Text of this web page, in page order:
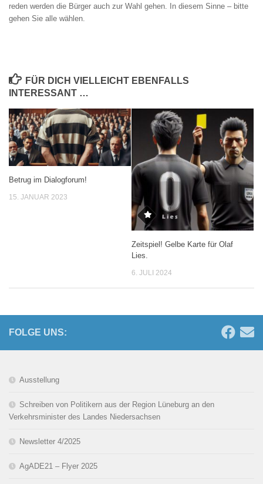
reden werden die Bürger auch zur Wahl gehen. In diesem Sinne – bitte
gehen Sie alle wählen.
FÜR DICH VIELLEICHT EBENFALLS
INTERESSANT …
Betrug im Dialogforum!
15. JANUAR 2023
Zeitspiel! Gelbe Karte für Olaf
Lies.
6. JULI 2024
FOLGE UNS:
Ausstellung
Schreiben von Politikern aus der Region Lüneburg an den
Verkehrsminister des Landes Niedersachsen
Newsletter 4/2025
AgADE21 – Flyer 2025